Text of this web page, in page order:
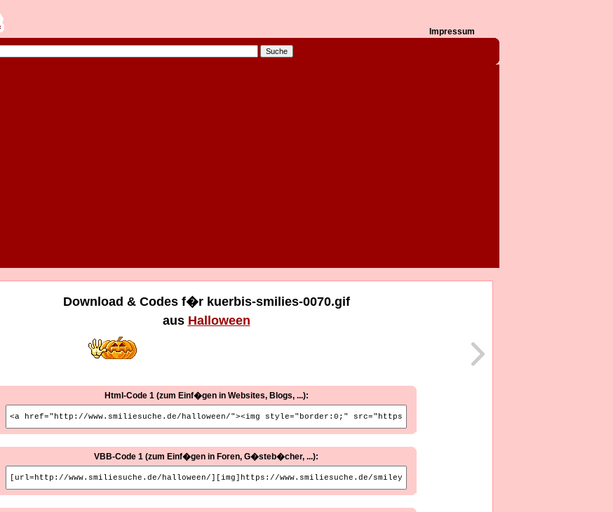
Impressum
Download & Codes f�r kuerbis-smilies-0070.gif
aus Halloween
Html-Code 1 (zum Einf�gen in Websites, Blogs, ...):
VBB-Code 1 (zum Einf�gen in Foren, G�steb�cher, ...):